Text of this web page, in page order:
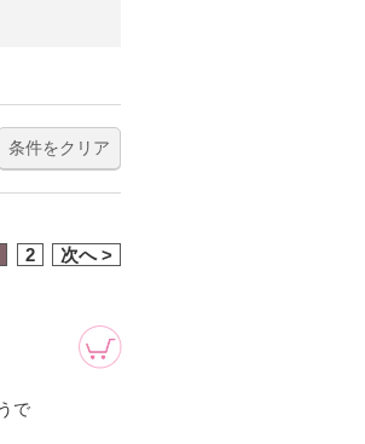
条件をクリア
2 次へ >
で